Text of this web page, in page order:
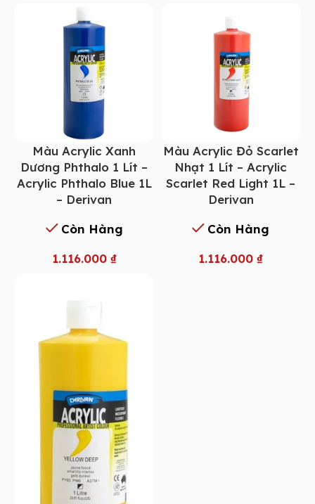
Màu Acrylic Xanh
Dương Phthalo 1 Lít –
Acrylic Phthalo Blue 1L
– Derivan
Còn Hàng
1.116.000 ₫
Màu Acrylic Đỏ Scarlet
Nhạt 1 Lít – Acrylic
Scarlet Red Light 1L –
Derivan
Còn Hàng
1.116.000₫